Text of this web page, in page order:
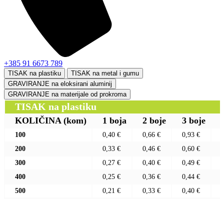
+385 91 6673 789
TISAK na plastiku
TISAK na metal i gumu
GRAVIRANJE na eloksirani aluminij
GRAVIRANJE na materijale od prokroma
TISAK na plastiku
KOLIČINA (kom) 1 boja 2 boje 3 boje
100 0,40 € 0,66 € 0,93 €
200
0,33 € 0,46 € 0,60 €
300
0,27 € 0,40 € 0,49 €
400
0,25 € 0,36 € 0,44 €
500
0,21 € 0,33 € 0,40 €